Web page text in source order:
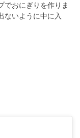
でおにぎりを作りま
ないように中に入